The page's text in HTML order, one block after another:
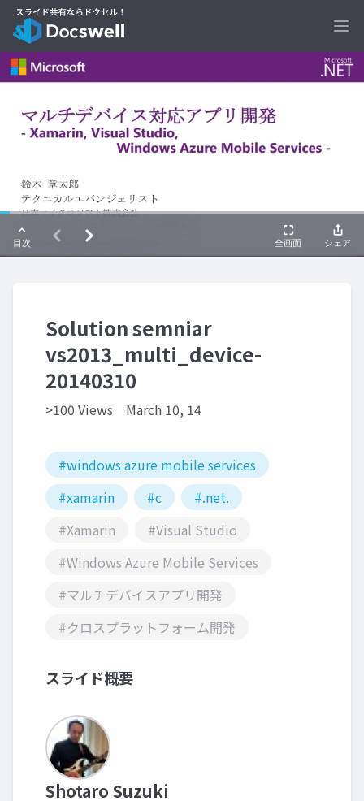
Solution semniar
vs2013_multi_device-
20140310
>100 Views March 10, 14
#windows azure mobile services
#xamarin
#c
#.net.
#Xamarin
#Visual Studio
#Windows Azure Mobile Services
#マルチデバイスアプリ開発
#クロスプラットフォーム開発
スライド概要
Shotaro Suzuki